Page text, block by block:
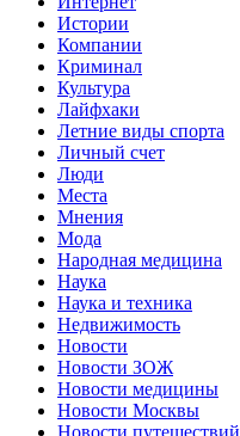
Истории
Компании
Криминал
Культура
Лайфхаки
Летние виды спорта
Личный счет
Люди
Места
Мнения
Мода
Народная медицина
Наука
Наука и техника
Недвижимость
Новости
Новости ЗОЖ
Новости медицины
Новости Москвы
Новости путешествий